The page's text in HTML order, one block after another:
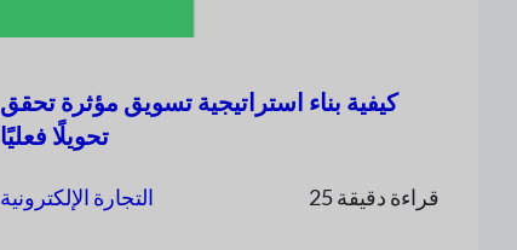
كيفية بناء استراتيجية تسويق مؤثرة تحقق
تحويلًا فعليًا
التجارة الإلكترونية 25 قراءة دقيقة